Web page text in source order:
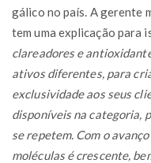
gálico no país. A gerente
tem uma explicação para
clareadores e
ativos diferentes, para
exclusividade aos seus
disponíveis na categoria,
se repetem. Com o
moléculas é crescente,